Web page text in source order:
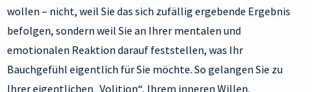
wollen – nicht, weil Sie das sich zufällig ergebende Ergebnis
befolgen, sondern weil Sie an Ihrer mentalen und
emotionalen Reaktion darauf feststellen, was Ihr
Bauchgefühl eigentlich für Sie möchte. So gelangen Sie zu
Ihrer eigentlichen „Volition“, Ihrem inneren Willen.